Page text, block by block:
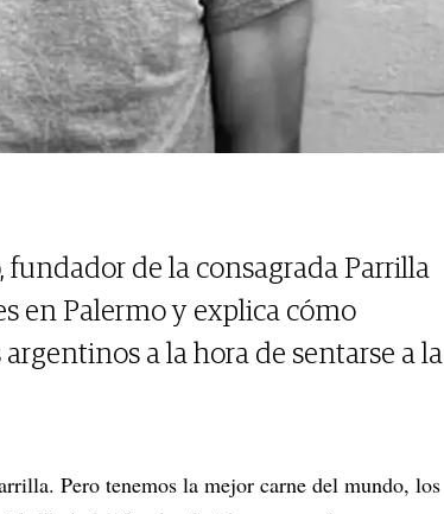
de la consagrada Parrilla
en Palermo y explica cómo
a la hora de sentarse a la
Pero tenemos la mejor carne del mundo, los